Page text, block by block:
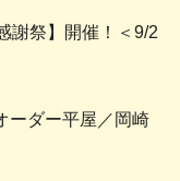
謝祭】開催！＜9/2
ーダー平屋／岡崎